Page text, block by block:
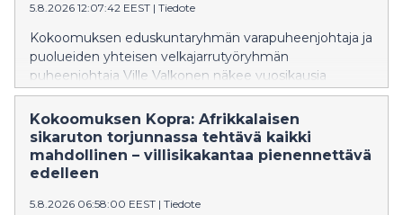
mahdollisuuden hakeutua yksityiselle yleislääkärille
julkisen terveydenhuollon asiakasmaksun hinnalla.
5.8.2026 12:07:42 EEST | Tiedote
Kokoomuksen eduskuntaryhmän varapuheenjohtaja ja
puolueiden yhteisen velkajarrutyöryhmän
puheenjohtaja Ville Valkonen näkee vuosikausia
odotetun ja Orpon hallituksen käynnistämän
rakennemuutoksen olevan nyt vauhdissa Suomen
taloudessa. Yksityinen sektori ja kansantalous kasvavat
samalla, kun suuria julkisia menoja saadaan
pienennettyä.
Kokoomuksen Kopra: Afrikkalaisen
sikaruton torjunnassa tehtävä kaikki
mahdollinen – villisikakantaa pienennettävä
edelleen
5.8.2026 06:58:00 EEST | Tiedote